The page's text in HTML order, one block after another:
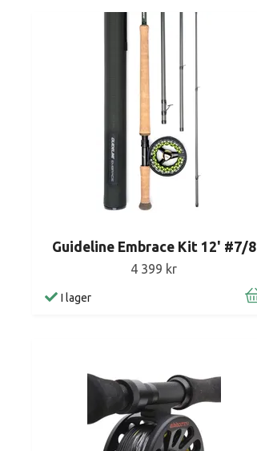
Guideline Embrace Kit 12' #7/8
4 399 kr
I lager